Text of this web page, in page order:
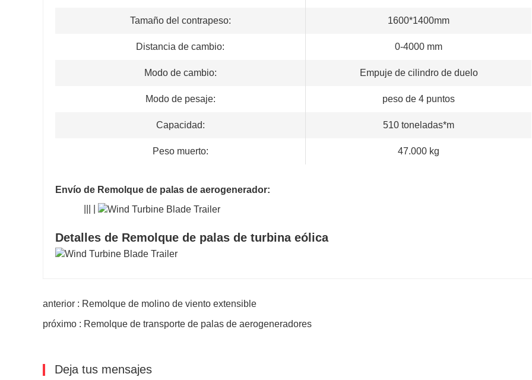
Tamaño del contrapeso: 1600*1400mm
Distancia de cambio: 0-4000 mm
Modo de cambio: Empuje de cilindro de duelo
Modo de pesaje: peso de 4 puntos
Capacidad: 510 toneladas*m
Peso muerto: 47.000 kg
Envío de Remolque de palas de aerogenerador:
Detalles de Remolque de palas de turbina eólica
anterior : Remolque de molino de viento extensible
próximo : Remolque de transporte de palas de aerogeneradores
Deja tus mensajes